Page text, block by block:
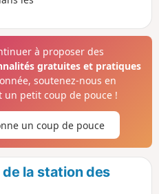
à proposer des
gratuites et pratiques
soutenez-nous en
un petit coup de pouce !
un coup de pouce
la station des